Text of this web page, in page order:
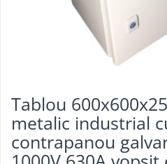
Tablou
metalic industrial
contrapanou